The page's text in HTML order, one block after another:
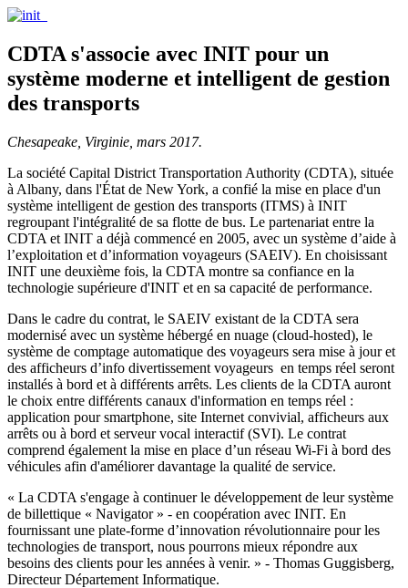
CDTA s'associe avec INIT pour un
système moderne et intelligent de gestion
des transports
Chesapeake, Virginie, mars 2017.
La société Capital District Transportation Authority (CDTA), située
à Albany, dans l'État de New York, a confié la mise en place d'un
système intelligent de gestion des transports (ITMS) à INIT
regroupant l'intégralité de sa flotte de bus. Le partenariat entre la
CDTA et INIT a déjà commencé en 2005, avec un système d’aide à
l’exploitation et d’information voyageurs (SAEIV). En choisissant
INIT une deuxième fois, la CDTA montre sa confiance en la
technologie supérieure d'INIT et en sa capacité de performance.
Dans le cadre du contrat, le SAEIV existant de la CDTA sera
modernisé avec un système hébergé en nuage (cloud-hosted), le
système de comptage automatique des voyageurs sera mise à jour et
des afficheurs d’info divertissement voyageurs en temps réel seront
installés à bord et à différents arrêts. Les clients de la CDTA auront
le choix entre différents canaux d'information en temps réel :
application pour smartphone, site Internet convivial, afficheurs aux
arrêts ou à bord et serveur vocal interactif (SVI). Le contrat
comprend également la mise en place d’un réseau Wi-Fi à bord des
véhicules afin d'améliorer davantage la qualité de service.
« La CDTA s'engage à continuer le développement de leur système
de billettique « Navigator » - en coopération avec INIT. En
fournissant une plate-forme d’innovation révolutionnaire pour les
technologies de transport, nous pourrons mieux répondre aux
besoins des clients pour les années à venir. » - Thomas Guggisberg,
Directeur Département Informatique.